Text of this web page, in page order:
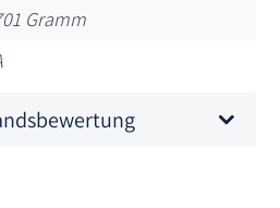
Gramm